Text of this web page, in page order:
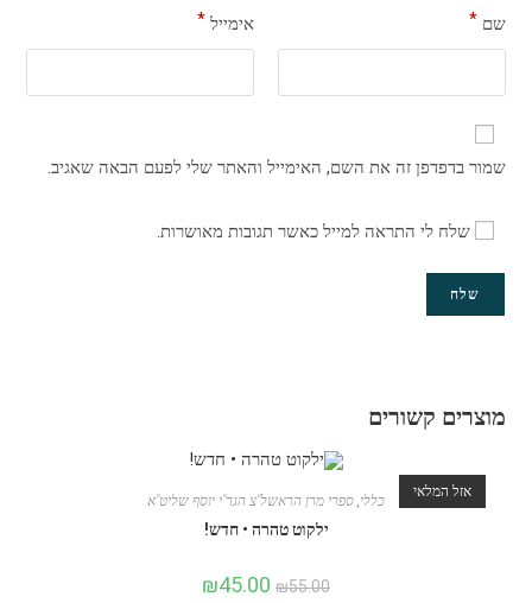
שם * אימייל *
שמור בדפדפן זה את השם, האימייל והאתר שלי לפעם הבאה שאגיב.
שלח לי התראה למייל כאשר תגובות מאושרות.
מוצרים קשורים
אזל המלאי
כללי ספרי מרן הראשל"צ הגר"י יוסף שליט"א
ילקוט טהרה • חדש!
₪55.00
₪45.00